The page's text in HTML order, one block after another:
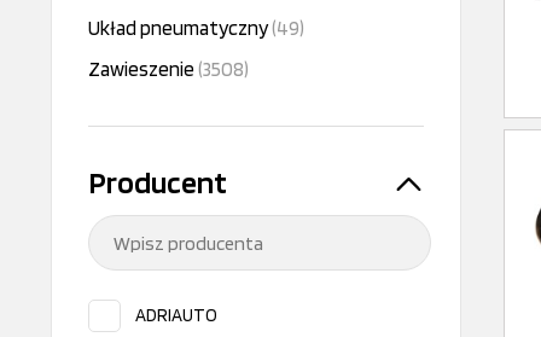
Układ pneumatyczny(49)
Zawieszenie (3508)
Producent
ADRIAUTO